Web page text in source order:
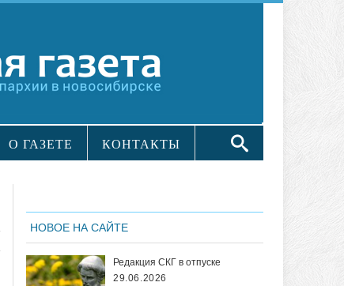
О ГАЗЕТЕ КОНТАКТЫ
НОВОЕ НА САЙТЕ
Редакция СКГ в отпуске
29.06.2026